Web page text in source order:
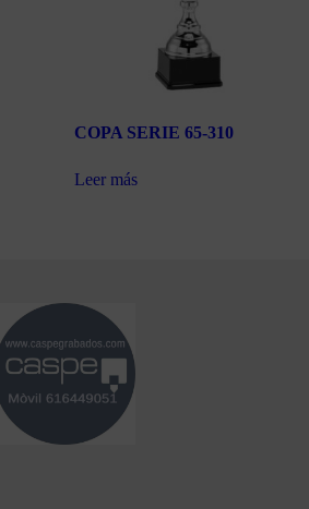
COPA SERIE 65-310
Leer más